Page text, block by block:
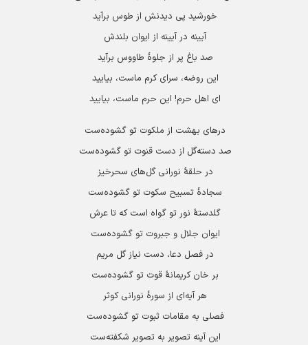
خورشید پی دیدنش از طوس برآید
آیینه در آیینه از ایوان بلندش
صد باغ پر از جلوۀ طاووس برآید
این روضه، سرای کرم ماست، بیایید
ای اهل حرم! این حرم ماست، بیایید
درهای بهشت از ملکوت تو گشوده‌ست
صد دسته‌گل از دست قنوت تو گشوده‌ست
در حلقۀ نورانی گل‌های سحرخیز
سجادۀ تسبیح سکوت تو گشوده‌ست
گلدستۀ نور تو گواه است که تا عرش
ایوان جلال و جبروت تو گشوده‌ست
در فصل دعا، دست نیاز گل مریم
بر خان کریمانۀ قوت تو گشوده‌ست
هر آیه‌ای از سورۀ نورانی کوثر
فصلی به مقامات ثبوت تو گشوده‌ست
این آینه تصویر به تصویر شکفته‌ست